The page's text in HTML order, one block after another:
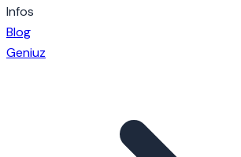
Infos
Blog
Geniuz